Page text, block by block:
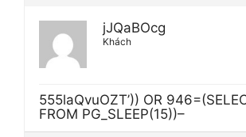
jJQaBOcg
Khách
555laQvuOZT’)) OR
FROM PG_SLEEP(15))–